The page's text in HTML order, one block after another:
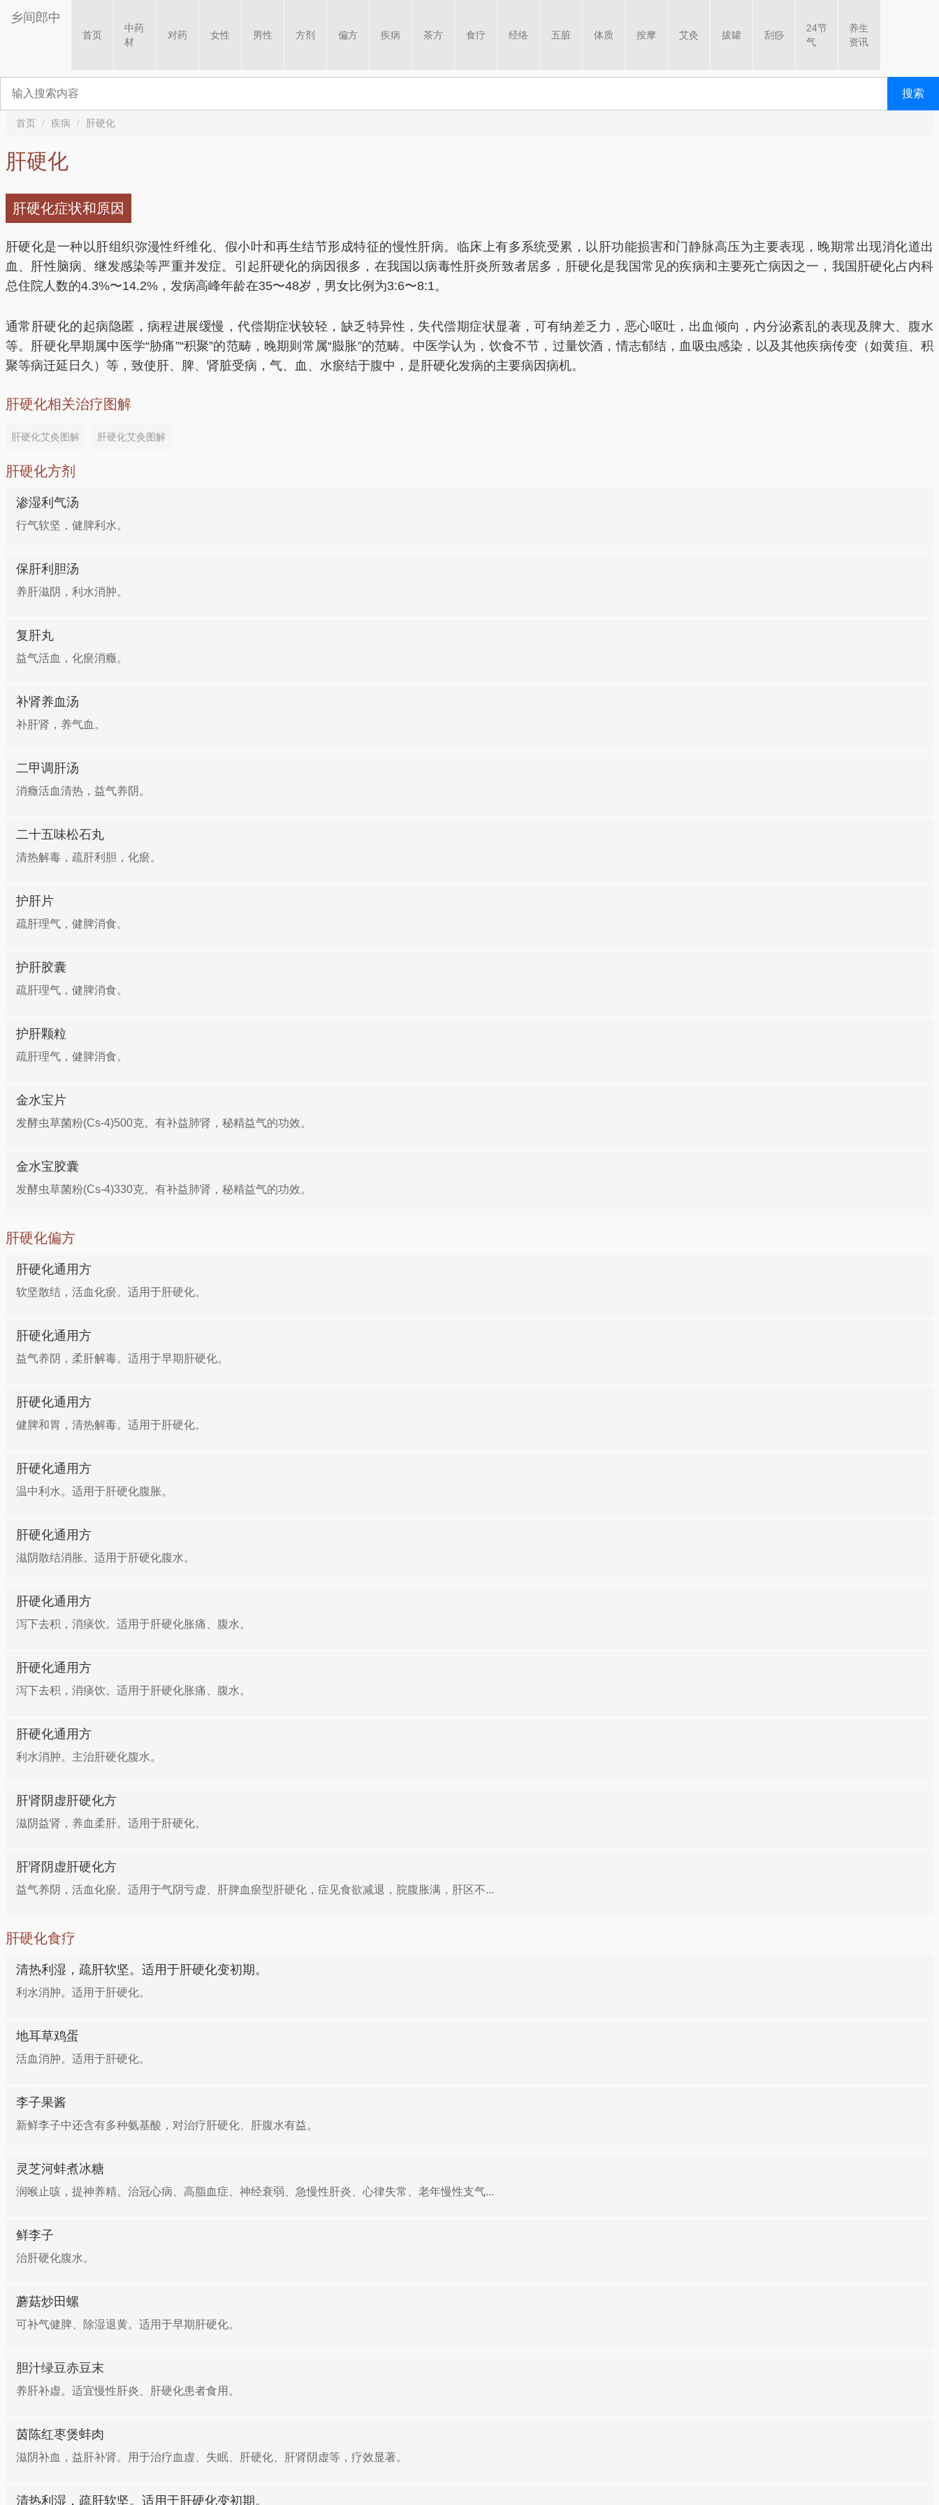
乡间郎中
首页
中药
材
对药 女性 男性 方剂 偏方 疾病 茶方 食疗 经络 五脏 体质 按摩 艾灸 拔罐 刮痧
24节
气
养生
资讯
搜索
首页 疾病 肝硬化
肝硬化
肝硬化症状和原因
肝硬化是一种以肝组织弥漫性纤维化、假小叶和再生结节形成特征的慢性肝病。临床上有多系统受累，以肝功能损害和门静脉高压为主要表现，晚期常出现消化道出
血、肝性脑病、继发感染等严重并发症。引起肝硬化的病因很多，在我国以病毒性肝炎所致者居多，肝硬化是我国常见的疾病和主要死亡病因之一，我国肝硬化占内科
总住院人数的4.3%〜14.2%，发病高峰年龄在35〜48岁，男女比例为3:6〜8:1。
通常肝硬化的起病隐匿，病程进展缓慢，代偿期症状较轻，缺乏特异性，失代偿期症状显著，可有纳差乏力，恶心呕吐，出血倾向，内分泌紊乱的表现及脾大、腹水
等。肝硬化早期属中医学“胁痛”“积聚”的范畴，晚期则常属“臌胀”的范畴。中医学认为，饮食不节，过量饮酒，情志郁结，血吸虫感染，以及其他疾病传变（如黄疸、积
聚等病迁延日久）等，致使肝、脾、肾脏受病，气、血、水瘀结于腹中，是肝硬化发病的主要病因病机。
肝硬化相关治疗图解
肝硬化艾灸图解 肝硬化艾灸图解
肝硬化方剂
渗湿利气汤
行气软坚，健脾利水。
保肝利胆汤
养肝滋阴，利水消肿。
复肝丸
益气活血，化瘀消癥。
补肾养血汤
补肝肾，养气血。
二甲调肝汤
消癥活血清热，益气养阴。
二十五味松石丸
清热解毒，疏肝利胆，化瘀。
护肝片
疏肝理气，健脾消食。
护肝胶囊
疏肝理气，健脾消食。
护肝颗粒
疏肝理气，健脾消食。
金水宝片
发酵虫草菌粉(Cs-4)500克。有补益肺肾，秘精益气的功效。
金水宝胶囊
发酵虫草菌粉(Cs-4)330克。有补益肺肾，秘精益气的功效。
肝硬化偏方
肝硬化通用方
软坚散结，活血化瘀。适用于肝硬化。
肝硬化通用方
益气养阴，柔肝解毒。适用于早期肝硬化。
肝硬化通用方
健脾和胃，清热解毒。适用于肝硬化。
肝硬化通用方
温中利水。适用于肝硬化腹胀。
肝硬化通用方
滋阴散结消胀。适用于肝硬化腹水。
肝硬化通用方
泻下去积，消痰饮。适用于肝硬化胀痛、腹水。
肝硬化通用方
泻下去积，消痰饮。适用于肝硬化胀痛、腹水。
肝硬化通用方
利水消肿。主治肝硬化腹水。
肝肾阴虚肝硬化方
滋阴益肾，养血柔肝。适用于肝硬化。
肝肾阴虚肝硬化方
益气养阴，活血化瘀。适用于气阴亏虚、肝脾血瘀型肝硬化，症见食欲减退，脘腹胀满，肝区不...
肝硬化食疗
清热利湿，疏肝软坚。适用于肝硬化变初期。
利水消肿。适用于肝硬化。
地耳草鸡蛋
活血消肿。适用于肝硬化。
李子果酱
新鲜李子中还含有多种氨基酸，对治疗肝硬化、肝腹水有益。
灵芝河蚌煮冰糖
润喉止咳，提神养精。治冠心病、高脂血症、神经衰弱、急慢性肝炎、心律失常、老年慢性支气...
鲜李子
治肝硬化腹水。
蘑菇炒田螺
可补气健脾、除湿退黄。适用于早期肝硬化。
胆汁绿豆赤豆末
养肝补虚。适宜慢性肝炎、肝硬化患者食用。
茵陈红枣煲蚌肉
滋阴补血，益肝补肾。用于治疗血虚、失眠、肝硬化、肝肾阴虚等，疗效显著。
清热利湿，疏肝软坚。适用于肝硬化变初期。